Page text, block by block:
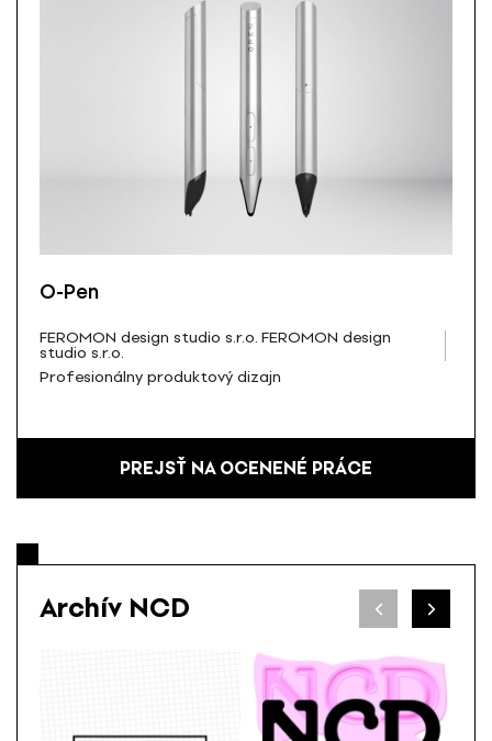
O-Pen
FEROMON design studio s.r.o. FEROMON design
studio s.r.o.
Profesionálny produktový dizajn
PREJSŤ NA OCENENÉ PRÁCE
Archív NCD